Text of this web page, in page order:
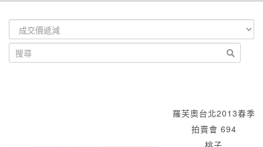
羅芙奧台北2013春季
拍賣會 694